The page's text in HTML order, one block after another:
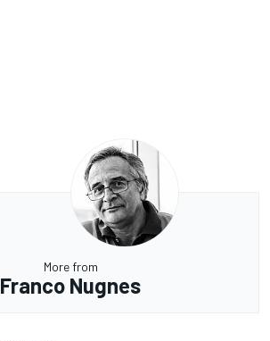
More from
Franco Nugnes